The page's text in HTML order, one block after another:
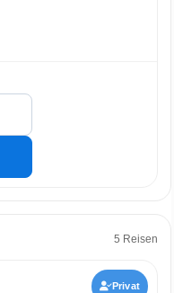
5 Reisen
Privat